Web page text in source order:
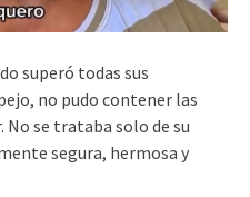
superó todas sus
no pudo contener las
se trataba solo de su
segura, hermosa y